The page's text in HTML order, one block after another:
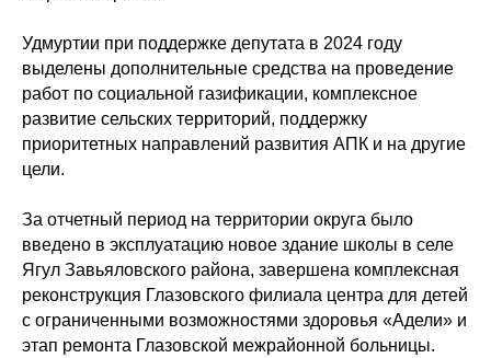
Удмуртии при поддержке депутата в 2024 году
выделены дополнительные средства на проведение
работ по социальной газификации, комплексное
развитие сельских территорий, поддержку
приоритетных направлений развития АПК и на другие
цели.
За отчетный период на территории округа было
введено в эксплуатацию новое здание школы в селе
Ягул Завьяловского района, завершена комплексная
реконструкция Глазовского филиала центра для детей
с ограниченными возможностями здоровья «Адели» и
этап ремонта Глазовской межрайонной больницы.